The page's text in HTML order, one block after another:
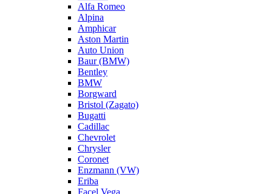
Alfa Romeo
Alpina
Amphicar
Aston Martin
Auto Union
Baur (BMW)
Bentley
BMW
Borgward
Bristol (Zagato)
Bugatti
Cadillac
Chevrolet
Chrysler
Coronet
Enzmann (VW)
Eriba
Facel Vega